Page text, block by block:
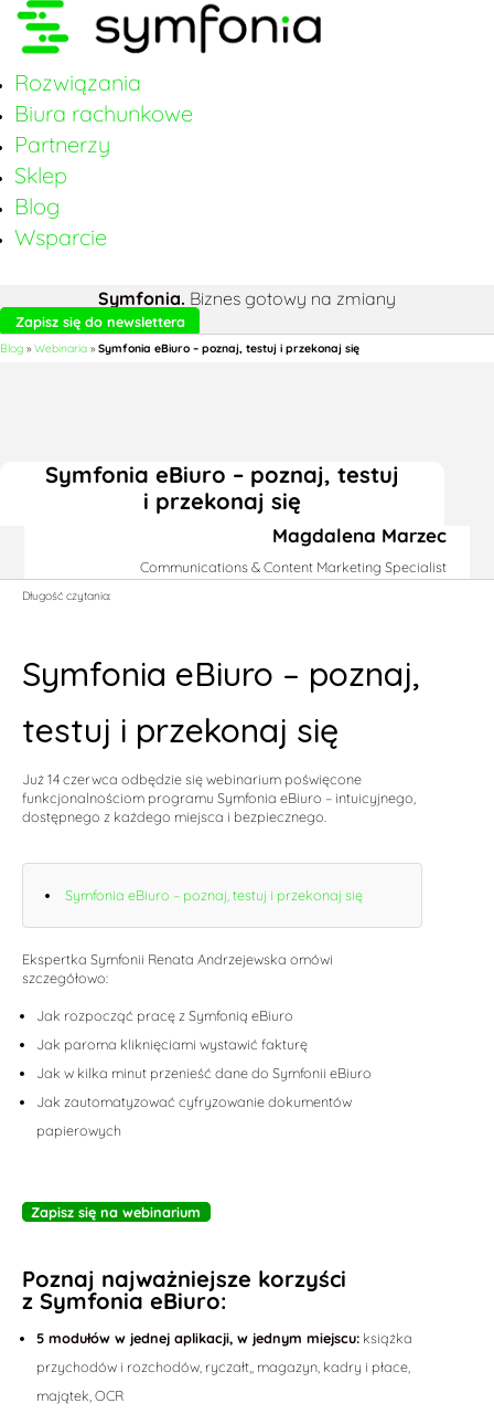
Rozwiązania
Biura rachunkowe
Partnerzy
Sklep
Blog
Wsparcie
Symfonia. Biznes gotowy na zmiany
Zapisz się do newslettera
Blog » Webinaria » Symfonia eBiuro – poznaj, testuj i przekonaj się
Symfonia eBiuro – poznaj, testuj
i przekonaj się
Magdalena Marzec
Communications & Content Marketing Specialist
Długość czytania:
Symfonia eBiuro – poznaj,
testuj i przekonaj się
Już 14 czerwca odbędzie się webinarium poświęcone
funkcjonalnościom programu Symfonia eBiuro – intuicyjnego,
dostępnego z każdego miejsca i bezpiecznego.
Symfonia eBiuro – poznaj, testuj i przekonaj się
Ekspertka Symfonii Renata Andrzejewska omówi
szczegółowo:
Jak rozpocząć pracę z Symfonią eBiuro
Jak paroma kliknięciami wystawić fakturę
Jak w kilka minut przenieść dane do Symfonii eBiuro
Jak zautomatyzować cyfryzowanie dokumentów
papierowych
Zapisz się na webinarium
Poznaj najważniejsze korzyści
z Symfonia eBiuro:
5 modułów w jednej aplikacji, w jednym miejscu:książka
przychodów i rozchodów, ryczałt,, magazyn, kadry i płace,
majątek, OCR